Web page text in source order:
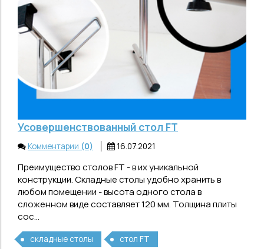
Усовершенствованный стол FT
Комментарии (0) 16.07.2021
Преимущество столов FT - в их уникальной
конструкции. Складные столы удобно хранить в
любом помещении - высота одного стола в
сложенном виде составляет 120 мм. Толщина плиты
сос...
складные столы стол FT